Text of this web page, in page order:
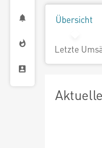
Übersicht
Letzte